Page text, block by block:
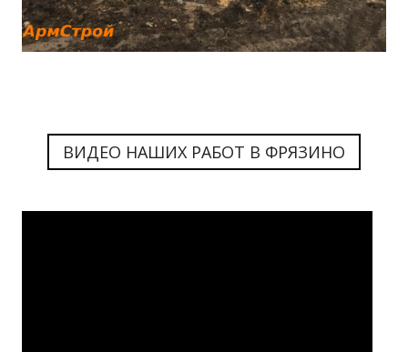
ВИДЕО НАШИХ РАБОТ В ФРЯЗИНО